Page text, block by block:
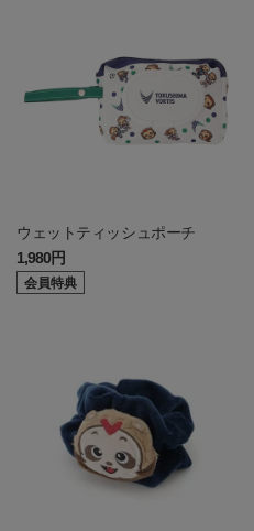
ウェットティッシュポーチ
1,980円
会員特典